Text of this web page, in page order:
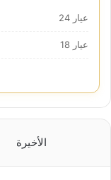
عيار 24
عيار 18
الأخيرة